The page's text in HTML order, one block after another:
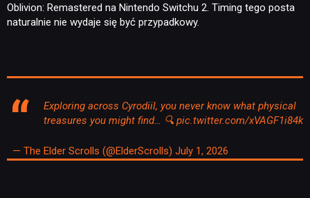
Oblivion: Remastered na Nintendo Switchu 2. Timing tego posta
naturalnie nie wydaje się być przypadkowy.
Exploring across Cyrodiil, you never know what physical
treasures you might find… 🔍 pic.twitter.com/xVAGF1i84k
— The Elder Scrolls (@ElderScrolls) July 1, 2026